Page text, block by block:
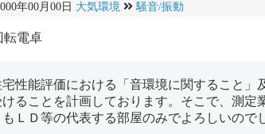
年00月00日 大気環境 騒音/振動
転電卓
性能評価における「音環境に関すること
ることを計画しております。そこで、測
ＬＤ等の代表する部屋のみでよろしいので